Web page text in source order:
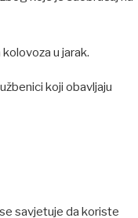
u jarak.
koji obavljaju
savjetuje da koriste